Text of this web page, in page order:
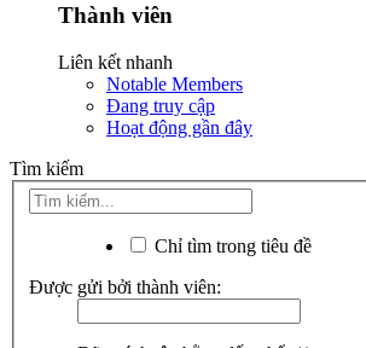
Thành viên
Liên kết nhanh
Notable Members
Đang truy cập
Hoạt động gần đây
Tìm kiếm
Chỉ tìm trong tiêu đề
Được gửi bởi thành viên: